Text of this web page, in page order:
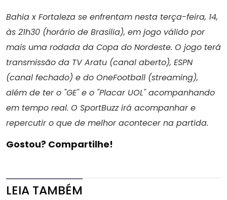
Bahia x Fortaleza se enfrentam nesta terça-feira, 14,
às 21h30 (horário de Brasília), em jogo válido por
mais uma rodada da Copa do Nordeste. O jogo terá
transmissão da TV Aratu (canal aberto), ESPN
(canal fechado) e do OneFootball (streaming),
além de ter o "GE" e o "Placar UOL" acompanhando
em tempo real. O SportBuzz irá acompanhar e
repercutir o que de melhor acontecer na partida.
Gostou? Compartilhe!
LEIA TAMBÉM